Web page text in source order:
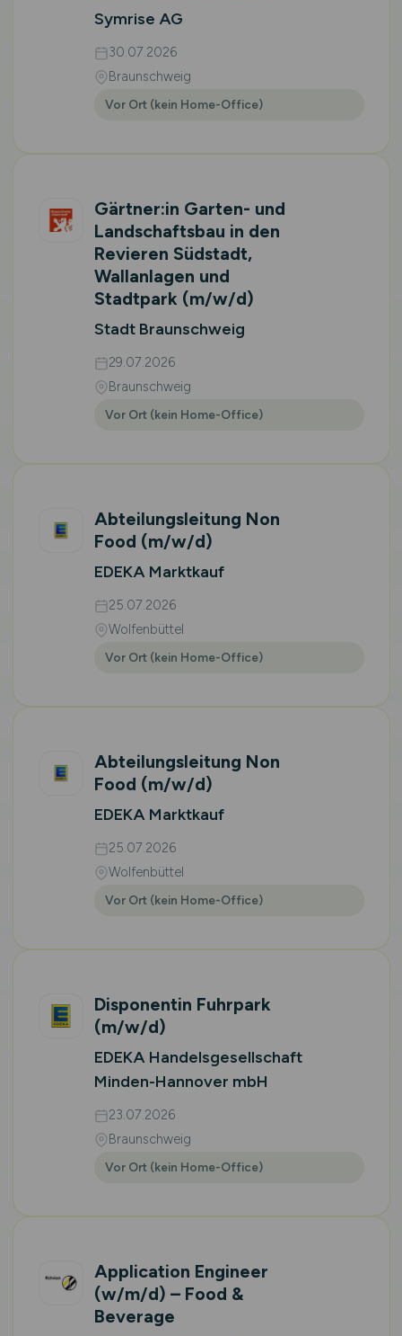
Symrise AG
30.07.2026
Braunschweig
Vor Ort (kein Home-Office)
Gärtner:in Garten- und
Landschaftsbau in den
Revieren Südstadt,
Wallanlagen und
Stadtpark (m/w/d)
Stadt Braunschweig
29.07.2026
Braunschweig
Vor Ort (kein Home-Office)
Abteilungsleitung Non
Food (m/w/d)
EDEKA Marktkauf
25.07.2026
Wolfenbüttel
Vor Ort (kein Home-Office)
Abteilungsleitung Non
Food (m/w/d)
EDEKA Marktkauf
25.07.2026
Wolfenbüttel
Vor Ort (kein Home-Office)
Disponentin Fuhrpark
(m/w/d)
EDEKA Handelsgesellschaft
Minden-Hannover mbH
23.07.2026
Braunschweig
Vor Ort (kein Home-Office)
Application Engineer
(w/m/d) – Food &
Beverage